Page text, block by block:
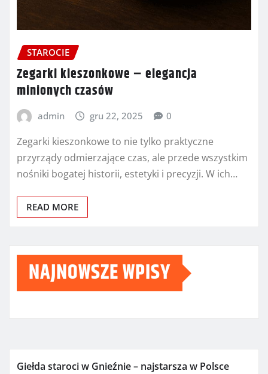
STAROCIE
Zegarki kieszonkowe – elegancja
minionych czasów
admin gru 22, 2025 0
Zegarki kieszonkowe to nie tylko praktyczne
przyrządy odmierzające czas, ale przede wszystkim
nośniki bogatej historii, estetyki i precyzji. W ich…
READ MORE
NAJNOWSZE WPISY
Giełda staroci w Gnieźnie – najstarsza w Polsce